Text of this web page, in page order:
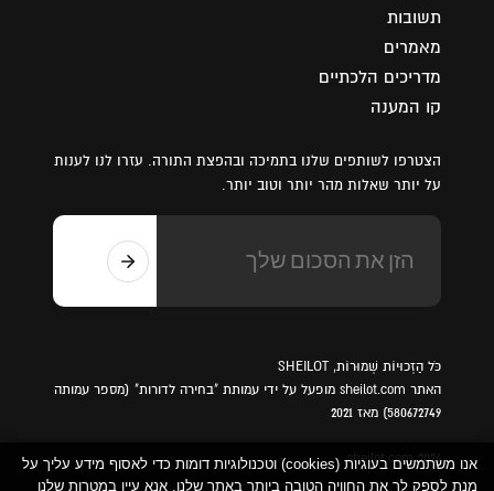
תשובות
מאמרים
מדריכים הלכתיים
קו המענה
הצטרפו לשותפים שלנו בתמיכה ובהפצת התורה. עזרו לנו לענות
על יותר שאלות מהר יותר וטוב יותר.
כֹּל הַזְכוּיוֹת שְׁמוּרוֹת, SHEILOT
האתר sheilot.com מופעל על ידי עמותת "בחירה לדורות" (מספר עמותה
580672749) מאז 2021
sheilot.com 2026
אנו משתמשים בעוגיות (cookies) וטכנולוגיות דומות כדי לאסוף מידע עליך על
מנת לספק לך את החוויה הטובה ביותר באתר שלנו. אנא עיין במטרות שלנו